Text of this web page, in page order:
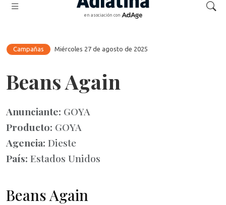
en asociación con
Campañas Miércoles 27 de agosto de 2025
Beans Again
Anunciante: GOYA
Producto: GOYA
Agencia: Dieste
País: Estados Unidos
Beans Again